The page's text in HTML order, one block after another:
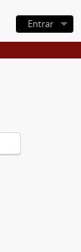
Entrar